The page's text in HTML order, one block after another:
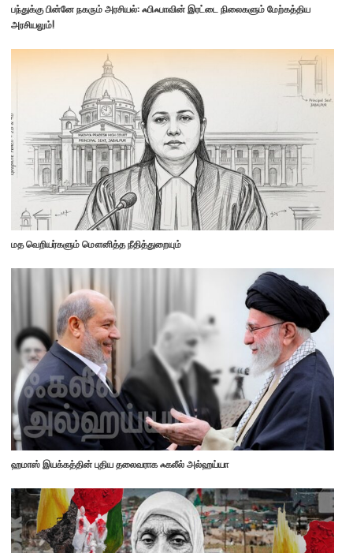
பந்துக்கு பின்னே நகரும் அரசியல்: ஃபிஃபாவின் இரட்டை நிலைகளும் மேற்கத்திய
அரசியலும்!
மத வெறியர்களும் மௌனித்த நீதித்துறையும்
ஹமாஸ் இயக்கத்தின் புதிய தலைவராக ஃகலீல் அல்ஹய்யா